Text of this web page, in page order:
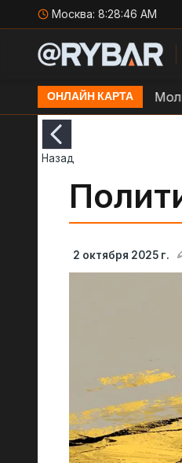
Москва: 8:28:47 AM
ОНЛАЙН КАРТА
Удар БЛА "Молния"
Назад
2 октября 2025 г.